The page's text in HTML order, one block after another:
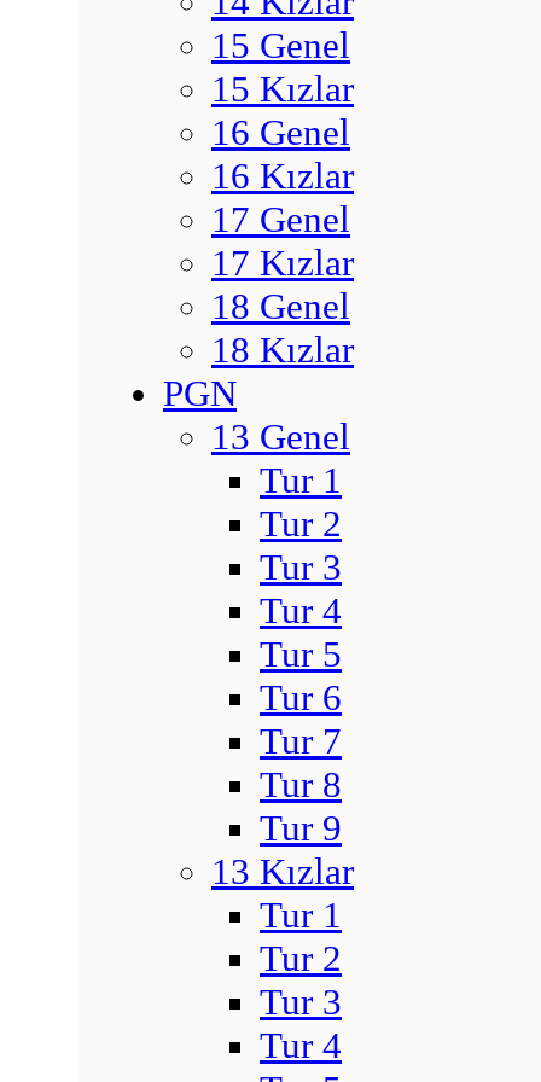
15 Genel
15 Kızlar
16 Genel
16 Kızlar
17 Genel
17 Kızlar
18 Genel
18 Kızlar
PGN
13 Genel
Tur 1
Tur 2
Tur 3
Tur 4
Tur 5
Tur 6
Tur 7
Tur 8
Tur 9
13 Kızlar
Tur 1
Tur 2
Tur 3
Tur 4